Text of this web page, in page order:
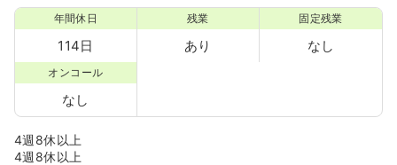
年間休日
114日
残業
あり
固定残業
なし
オンコール
なし
4週8休以上
4週8休以上